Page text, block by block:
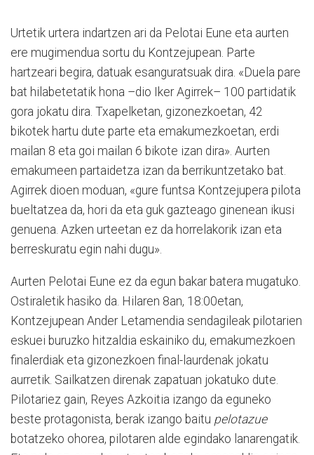
Urtetik urtera indartzen ari da Pelotai Eune eta aurten
ere mugimendua sortu du Kontzejupean. Parte
hartzeari begira, datuak esanguratsuak dira. «Duela pare
bat hilabetetatik hona –dio Iker Agirrek– 100 partidatik
gora jokatu dira. Txapelketan, gizonezkoetan, 42
bikotek hartu dute parte eta emakumezkoetan, erdi
mailan 8 eta goi mailan 6 bikote izan dira». Aurten
emakumeen partaidetza izan da berrikuntzetako bat.
Agirrek dioen moduan, «gure funtsa Kontzejupera pilota
bueltatzea da, hori da eta guk gazteago ginenean ikusi
genuena. Azken urteetan ez da horrelakorik izan eta
berreskuratu egin nahi dugu».
Aurten Pelotai Eune ez da egun bakar batera mugatuko.
Ostiraletik hasiko da. Hilaren 8an, 18:00etan,
Kontzejupean Ander Letamendia sendagileak pilotarien
eskuei buruzko hitzaldia eskainiko du, emakumezkoen
finalerdiak eta gizonezkoen final-laurdenak jokatu
aurretik. Sailkatzen direnak zapatuan jokatuko dute.
Pilotariez gain, Reyes Azkoitia izango da eguneko
beste protagonista, berak izango baitu pelotazue
botatzeko ohorea, pilotaren alde egindako lanarengatik.